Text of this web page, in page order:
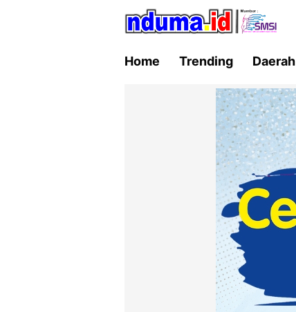
Home Trending Daerah